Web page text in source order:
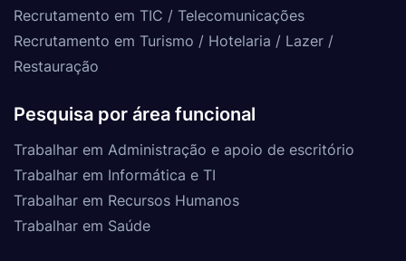
Recrutamento em TIC / Telecomunicações
Recrutamento em Turismo / Hotelaria / Lazer /
Restauração
Pesquisa por área funcional
Trabalhar em Administração e apoio de escritório
Trabalhar em Informática e TI
Trabalhar em Recursos Humanos
Trabalhar em Saúde